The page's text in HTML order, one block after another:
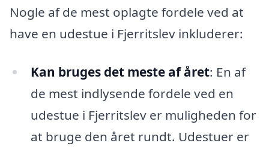
Nogle af de mest oplagte fordele ved at
have en udestue i Fjerritslev inkluderer:
Kan bruges det meste af året: En af
de mest indlysende fordele ved en
udestue i Fjerritslev er muligheden for
at bruge den året rundt. Udestuer er